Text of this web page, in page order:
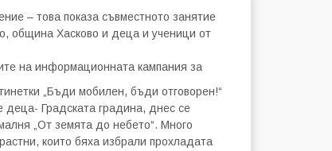
– това показа съвместното занятие
община Хасково и деца и ученици от
на информационната кампания за
„Бъди мобилен, бъди отговорен!“
деца- Градската градина, днес се
„От земята до небето“. Много
които бяха избрали прохладата